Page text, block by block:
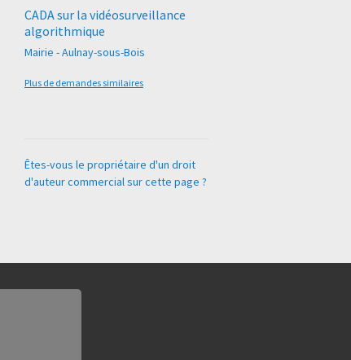
CADA sur la vidéosurveillance
algorithmique
Mairie - Aulnay-sous-Bois
Plus de demandes similaires
Êtes-vous le propriétaire d'un droit
d'auteur commercial sur cette page ?